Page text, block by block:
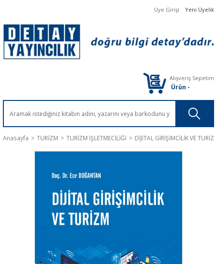
Üye Girişi Yeni Üyelik
Alışveriş Sepetim
Ürün -
Anasayfa TURİZM TURİZM İŞLETMECİLİĞİ DİJİTAL GİRİŞİMCİLİK VE